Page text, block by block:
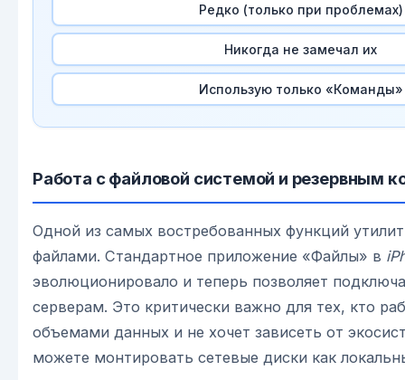
Редко (только при проблемах)
Никогда не замечал их
Использую только «Команды»
Работа с файловой системой и резервным
Одной из самых востребованных функций утилит
файлами. Стандартное приложение «Файлы» в
эволюционировало и теперь позволяет
серверам. Это критически важно для тех, кто
объемами данных и не хочет зависеть от
можете монтировать сетевые диски как